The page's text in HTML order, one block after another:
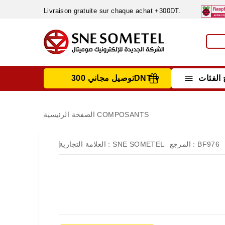
Livraison gratuite sur chaque achat +300DT.
 توصيل مجاني 300DNT +
الصفحة الرئيسية COMPOSANTS
العلامة التجارية : SNE SOMETEL المرجع : BF976